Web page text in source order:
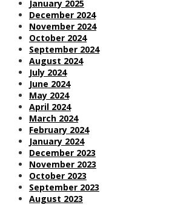
January 2025
December 2024
November 2024
October 2024
September 2024
August 2024
July 2024
June 2024
May 2024
April 2024
March 2024
February 2024
January 2024
December 2023
November 2023
October 2023
September 2023
August 2023